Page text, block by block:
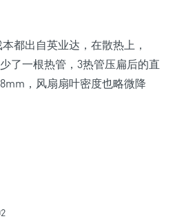
都出自英业达，在散热上，
了一根热管，3热管压扁后的直
，风扇扇叶密度也略微降